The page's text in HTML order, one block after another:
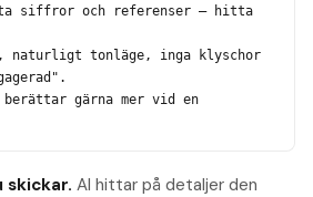
siffror och referenser — hitta
naturligt tonläge, inga klyschor
berättar gärna mer vid en
skickar. AI hittar på detaljer den